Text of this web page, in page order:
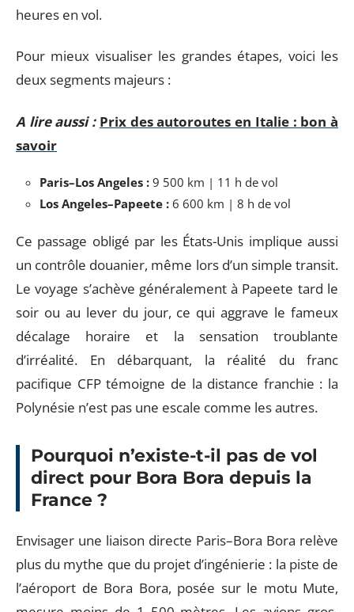
heures en vol.
Pour mieux visualiser les grandes étapes, voici les
deux segments majeurs :
A lire aussi : Prix des autoroutes en Italie : bon à
savoir
Paris–Los Angeles : 9 500 km | 11 h de vol
Los Angeles–Papeete : 6 600 km | 8 h de vol
Ce passage obligé par les États-Unis implique aussi
un contrôle douanier, même lors d’un simple transit.
Le voyage s’achève généralement à Papeete tard le
soir ou au lever du jour, ce qui aggrave le fameux
décalage horaire et la sensation troublante
d’irréalité. En débarquant, la réalité du franc
pacifique CFP témoigne de la distance franchie : la
Polynésie n’est pas une escale comme les autres.
Pourquoi n’existe-t-il pas de vol
direct pour Bora Bora depuis la
France ?
Envisager une liaison directe Paris–Bora Bora relève
plus du mythe que du projet d’ingénierie : la piste de
l’aéroport de Bora Bora, posée sur le motu Mute,